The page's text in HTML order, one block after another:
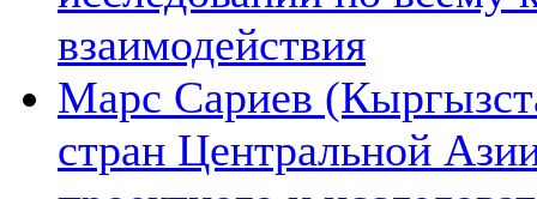
взаимодействия
Марс Сариев
стран Центральной